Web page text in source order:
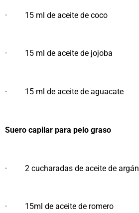
· 15 ml de aceite de coco
· 15 ml de aceite de jojoba
· 15 ml de aceite de aguacate
Suero capilar para pelo graso
· 2 cucharadas de aceite de argán
· 15ml de aceite de romero